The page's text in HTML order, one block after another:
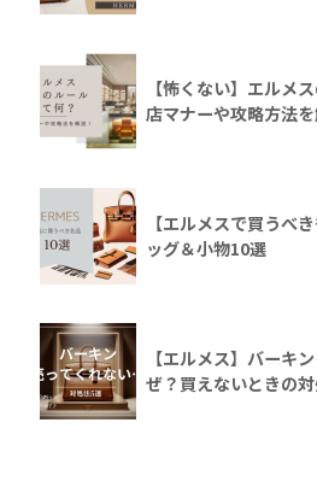
【怖くない】エルメ
店マナーや攻略方法
【エルメスで買うべ
ッグ＆小物10選
【エルメス】バーキ
ぜ？買えないときの